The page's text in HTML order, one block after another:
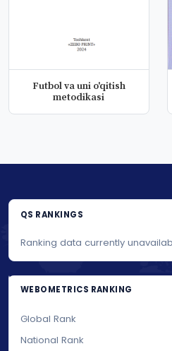
Futbol va uni o'qitish
metodikasi
QS RANKINGS
Ranking data currently
WEBOMETRICS RANKING
Global Rank
National Rank